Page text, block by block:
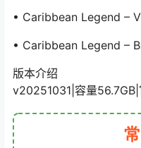
• Caribbean Legend –
• Caribbean Legend –
版本介绍
v20251031|容量